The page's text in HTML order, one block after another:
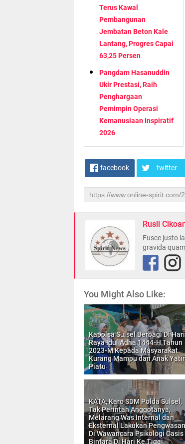
Terus Kawal
Pembangunan
Jembatan Beton Kale
Lantang, Progres Capai
63,25 Persen
Pangdam Hasanuddin
Ukir Prestasi, Raih
Penghargaan
Pemimpin Operasi
Kemanusiaan Inspiratif
2026
facebook twitter
Rusli
Fusce justo
gravida
You Might Also Like:
Kapolsa Sulsel Berbagi Di Hari
Raya Idul Adha 1444-H Tahun
2023-M Kepada Masyarakat
Kurang Mampu dan Anak
Piatu
KATA, Karo SDM Polda Sulsel,
Tak Perintah Anggotanya,
Melarang Was Internal dan
Eksternal Lakukan Pengwasan
Di Wawancara Psikologi Casis
Bintara Di Hari Ke Tiga